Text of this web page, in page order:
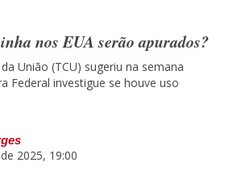
nos EUA serão apurados?
União (TCU) sugeriu na semana
Federal investigue se houve uso
2025, 19:00